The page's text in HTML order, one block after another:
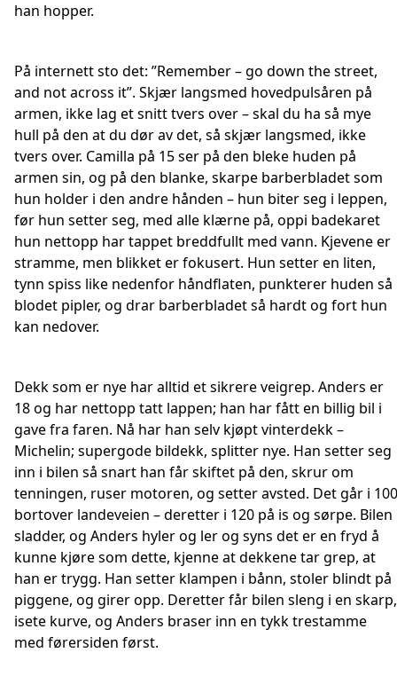
han hopper.
På internett sto det: ”Remember – go down the street,
and not across it”. Skjær langsmed hovedpulsåren på
armen, ikke lag et snitt tvers over – skal du ha så mye
hull på den at du dør av det, så skjær langsmed, ikke
tvers over. Camilla på 15 ser på den bleke huden på
armen sin, og på den blanke, skarpe barberbladet som
hun holder i den andre hånden – hun biter seg i leppen,
før hun setter seg, med alle klærne på, oppi badekaret
hun nettopp har tappet breddfullt med vann. Kjevene er
stramme, men blikket er fokusert. Hun setter en liten,
tynn spiss like nedenfor håndflaten, punkterer huden så
blodet pipler, og drar barberbladet så hardt og fort hun
kan nedover.
Dekk som er nye har alltid et sikrere veigrep. Anders er
18 og har nettopp tatt lappen; han har fått en billig bil i
gave fra faren. Nå har han selv kjøpt vinterdekk –
Michelin; supergode bildekk, splitter nye. Han setter seg
inn i bilen så snart han får skiftet på den, skrur om
tenningen, ruser motoren, og setter avsted. Det går i 100
bortover landeveien – deretter i 120 på is og sørpe. Bilen
sladder, og Anders hyler og ler og syns det er en fryd å
kunne kjøre som dette, kjenne at dekkene tar grep, at
han er trygg. Han setter klampen i bånn, stoler blindt på
piggene, og girer opp. Deretter får bilen sleng i en skarp,
isete kurve, og Anders braser inn en tykk trestamme
med førersiden først.